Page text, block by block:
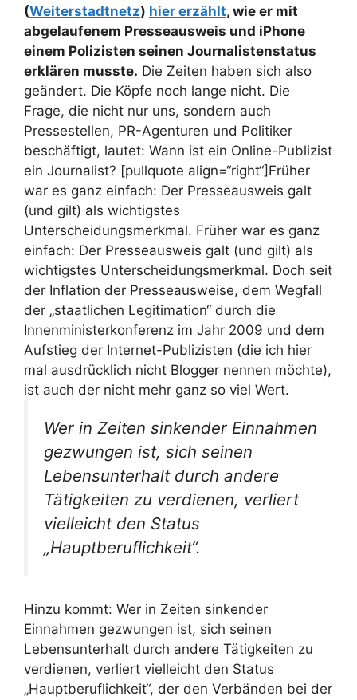
(Weiterstadtnetz) hier erzählt, wie er mit
abgelaufenem Presseausweis und iPhone
einem Polizisten seinen Journalistenstatus
erklären musste. Die Zeiten haben sich also
geändert. Die Köpfe noch lange nicht. Die
Frage, die nicht nur uns, sondern auch
Pressestellen, PR-Agenturen und Politiker
beschäftigt, lautet: Wann ist ein Online-Publizist
ein Journalist? [pullquote align=“right“]Früher
war es ganz einfach: Der Presseausweis galt
(und gilt) als wichtigstes
Unterscheidungsmerkmal. Früher war es ganz
einfach: Der Presseausweis galt (und gilt) als
wichtigstes Unterscheidungsmerkmal. Doch seit
der Inflation der Presseausweise, dem Wegfall
der „staatlichen Legitimation“ durch die
Innenministerkonferenz im Jahr 2009 und dem
Aufstieg der Internet-Publizisten (die ich hier
mal ausdrücklich nicht Blogger nennen möchte),
ist auch der nicht mehr ganz so viel Wert.
Wer in Zeiten sinkender Einnahmen
gezwungen ist, sich seinen
Lebensunterhalt durch andere
Tätigkeiten zu verdienen, verliert
vielleicht den Status
„Hauptberuflichkeit“.
Hinzu kommt: Wer in Zeiten sinkender
Einnahmen gezwungen ist, sich seinen
Lebensunterhalt durch andere Tätigkeiten zu
verdienen, verliert vielleicht den Status
„Hauptberuflichkeit“, der den Verbänden bei der